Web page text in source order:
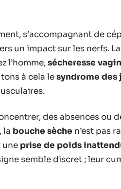
s’accompagnant de
un impact sur les nerfs.
l’homme,sécheresse
à cela lesyndrome des
des absences ou
la bouche sèche n’est pas
une prise de poids
semble discret ; leur